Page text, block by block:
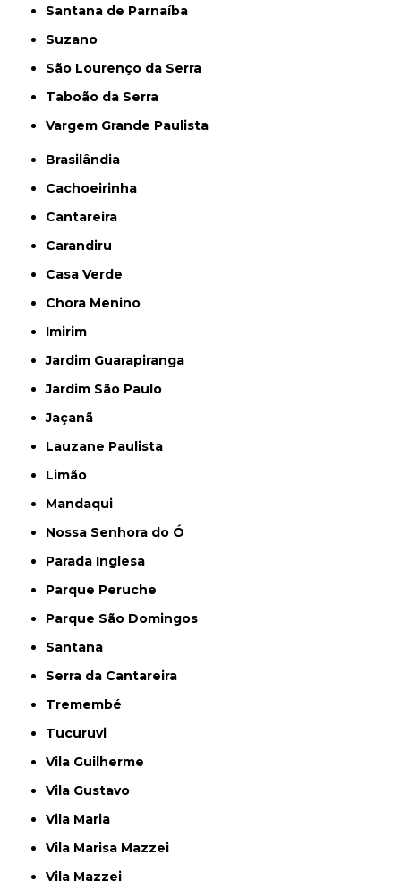
Santana de Parnaíba
Suzano
São Lourenço da Serra
Taboão da Serra
Vargem Grande Paulista
Brasilândia
Cachoeirinha
Cantareira
Carandiru
Casa Verde
Chora Menino
Imirim
Jardim Guarapiranga
Jardim São Paulo
Jaçanã
Lauzane Paulista
Limão
Mandaqui
Nossa Senhora do Ó
Parada Inglesa
Parque Peruche
Parque São Domingos
Santana
Serra da Cantareira
Tremembé
Tucuruvi
Vila Guilherme
Vila Gustavo
Vila Maria
Vila Marisa Mazzei
Vila Mazzei